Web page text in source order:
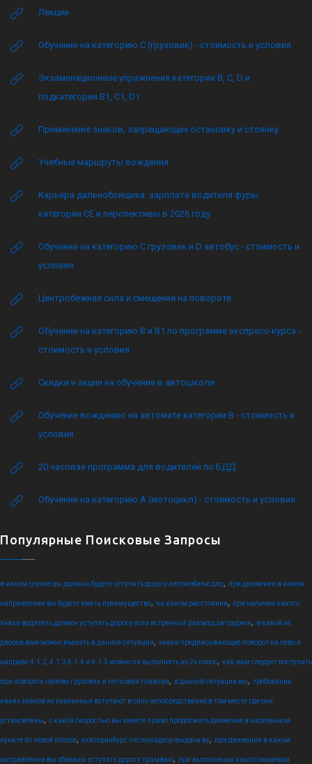
Лекции
Обучение на категорию C (грузовик) - стоимость и условия
Экзаменационные упражнения категории B, C, D и
подкатегории B1, C1, D1
Применение знаков, запрещающих остановку и стоянку
Учебные маршруты вождения
Карьера дальнобойщика: зарплата водителя фуры
категории CE и перспективы в 2026 году
Обучение на категорию C грузовик и D автобус - стоимость и
условия
Центробежная сила и смещение на повороте
Обучение на категорию B и B1 по программе экспресс-курса -
стоимость и условия
Скидки и акции на обучение в автошколе
Обучение вождению на автомате категории B - стоимость и
условия
20 часовая программа для водителей по БДД
Обучение на категорию А (мотоцикл) - стоимость и условия
Популярные Поисковые Запросы
в каком случае вы должны будете уступить дорогу автомобилю дпс, при движении в каком
направлении вы будете иметь преимущество, на каком расстоянии, при наличии какого
знака водитель должен уступить дорогу если встречный разъезд затруднен, в какой из
дворов вам можно въехать в данной ситуации, знаки предписывающие поворот на лево и
направо 4.1.2, 4.1.3,4.1.4 и 4.1.5 можно ли выполнять из 2х полос, как вам следует поступить
при повороте налево грузовик и легковая главная, в данной ситуации вы, требования
каких знаков из указанных вступают в силу непосредственно в том месте где они
установлены, с какой скоростью вы имеете право продолжить движение в населенном
пункте по левой полосе, екатеринбург гостехнадзор выдача ву, при движении в каком
направлении вы обязаны уступить дорогу трамваю, при выполнении какого маневра